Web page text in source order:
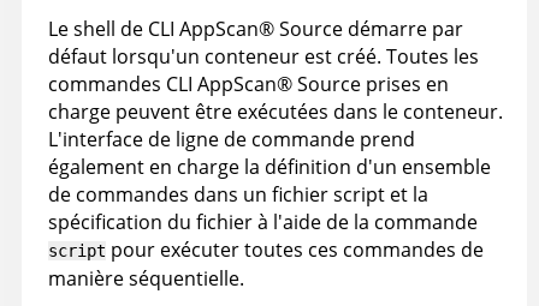
Le shell de CLI AppScan®Source démarre par
défaut lorsqu'un conteneur est créé. Toutes les
commandes CLI AppScan®Source prises en
charge peuvent être exécutées dans le conteneur.
L'interface de ligne de commande prend
également en charge la définition d'un ensemble
de commandes dans un fichier script et la
spécification du fichier à l'aide de la commande
script pour exécuter toutes ces commandes de
manière séquentielle.